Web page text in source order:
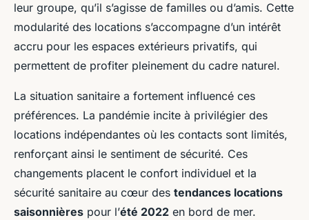
leur groupe, qu’il s’agisse de familles ou d’amis. Cette
modularité des locations s’accompagne d’un intérêt
accru pour les espaces extérieurs privatifs, qui
permettent de profiter pleinement du cadre naturel.
La situation sanitaire a fortement influencé ces
préférences. La pandémie incite à privilégier des
locations indépendantes où les contacts sont limités,
renforçant ainsi le sentiment de sécurité. Ces
changements placent le confort individuel et la
sécurité sanitaire au cœur des tendances locations
saisonnières pour l’été 2022 en bord de mer.